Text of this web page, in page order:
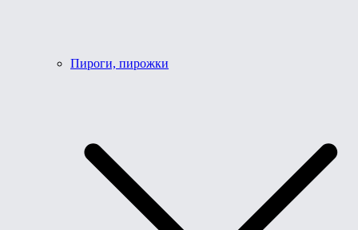
Пироги, пирожки